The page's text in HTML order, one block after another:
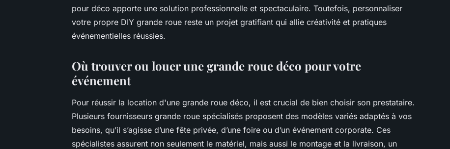
pour déco apporte une solution professionnelle et spectaculaire. Toutefois, personnaliser
votre propre DIY grande roue reste un projet gratifiant qui allie créativité et pratiques
événementielles réussies.
Où trouver ou louer une grande roue déco pour votre
événement
Pour réussir la location d'une grande roue déco, il est crucial de bien choisir son prestataire.
Plusieurs fournisseurs grande roue spécialisés proposent des modèles variés adaptés à vos
besoins, qu’il s’agisse d’une fête privée, d’une foire ou d’un événement corporate. Ces
spécialistes assurent non seulement le matériel, mais aussi le montage et la livraison, un